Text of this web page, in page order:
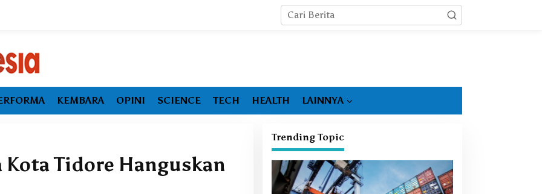
KEMBARA OPINI SCIENCE TECH HEALTH LAINNYA
Kota Tidore Hanguskan
Trending Topic